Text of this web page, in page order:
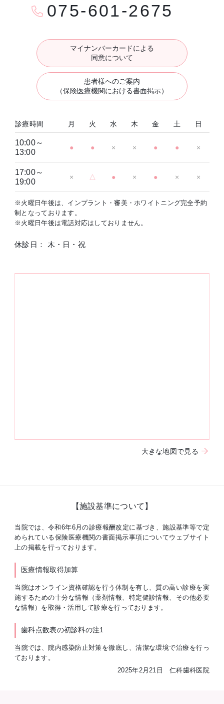
075-601-2675
マイナンバーカードによる
同意について
患者様へのご案内
（保険医療機関における書面掲示）
診療時間 月 火 水 木 金 土 日
10:00～
13:00
● ● × × ● ● ×
17:00～
19:00
× △ ● × ● × ×
※火曜日午後は、インプラント・審美・ホワイトニング完全予約
制となっております。
※火曜日午後は電話対応はしておりません。
休診日： 木・日・祝
大きな地図で見る
【施設基準について】
当院では、令和6年6月の診療報酬改定に基づき、施設基準等で定
められている保険医療機関の書面掲示事項についてウェブサイト
上の掲載を行っております。
医療情報取得加算
当院はオンライン資格確認を行う体制を有し、質の高い診療を実
施するための十分な情報（薬剤情報、特定健診情報、その他必要
な情報）を取得・活用して診療を行っております。
歯科点数表の初診料の注1
当院では、院内感染防止対策を徹底し、清潔な環境で治療を行っ
ております。
2025年2月21日 仁科歯科医院